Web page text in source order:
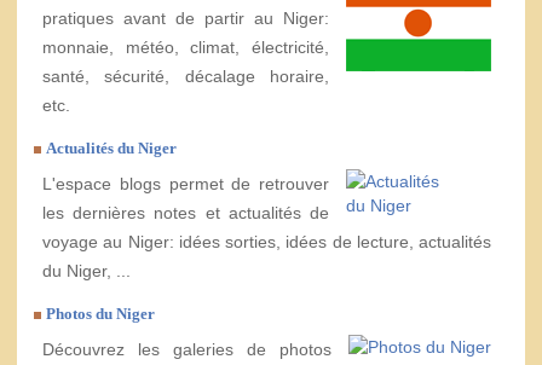
pratiques avant de partir au Niger:
monnaie, météo, climat, électricité,
santé, sécurité, décalage horaire,
etc.
Actualités du Niger
L'espace blogs permet de retrouver
les dernières notes et actualités de
voyage au Niger: idées sorties, idées de lecture, actualités
du Niger, ...
Photos du Niger
Découvrez les galeries de photos